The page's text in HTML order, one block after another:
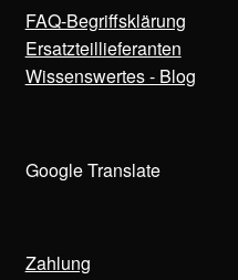
FAQ-Begriffsklärung
Ersatzteillieferanten
Wissenswertes - Blog
Google Translate
Zahlung